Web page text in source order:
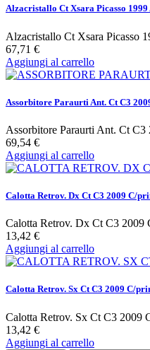
Alzacristallo Ct Xsara Picasso 1999
Alzacristallo Ct Xsara Picasso
67,71 €
Aggiungi al carrello
Assorbitore Paraurti Ant. Ct C3
Assorbitore Paraurti Ant. Ct C3
69,54 €
Aggiungi al carrello
Calotta Retrov. Dx Ct C3 2009 C/
Calotta Retrov. Dx Ct C3 2009
13,42 €
Aggiungi al carrello
Calotta Retrov. Sx Ct C3 2009 C/
Calotta Retrov. Sx Ct C3 2009
13,42 €
Aggiungi al carrello